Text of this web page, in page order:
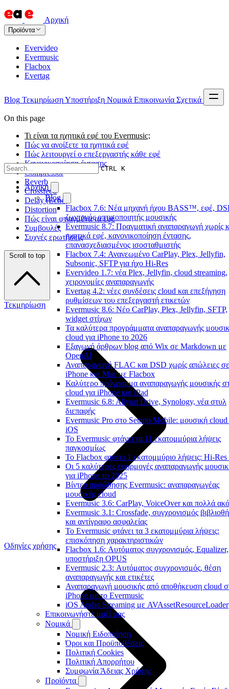
Αρχική
Προϊόντα
Evervideo
Evermusic
Flacbox
Evertag
Blog ΤεκμηρίωσηΥποστήριξη Νομικά Επικοινωνία Σχετικά
CTRL K
Αρχική
Blog
Flacbox 7.6: Νέα μηχανή ήχου BASS™, εφέ,
ζωντανός οπτικοποιητής μουσικής
Evermusic 8.7: Πραγματική αναπαραγωγή χωρίς
ηχητικά εφέ, κανονικοποίηση έντασης,
επανασχεδιασμένος ισοσταθμιστής
Flacbox 7.4: Ανανεωμένο CarPlay, Plex, Jellyfin,
Subsonic, SFTP για ήχο Hi-Res
Evervideo 1.7: νέα Plex, Jellyfin, cloud streaming,
χειρονομίες αναπαραγωγής
Evertag 4.2: νέες συνδέσεις cloud και επεξήγηση
ρυθμίσεων του επεξεργαστή ετικετών
Evermusic 8.6: Νέο CarPlay, Plex, Jellyfin, SFTP,
widget στίχων
Τα καλύτερα προγράμματα αναπαραγωγής
cloud για iPhone το 2026
Εξαγωγή άρθρων blog από Wix σε Markdown με
OpenAI
Αναπαραγωγή FLAC και DSD χωρίς απώλειες σε
iPhone και Mac με Flacbox
Καλύτερο πρόγραμμα αναπαραγωγής μουσικής
cloud για iPhone και iPad
Evermusic 6.8: Aliyun Drive, Synology, νέα στυλ
διεπαφής
Evermusic Pro στο Setapp Mobile: μουσική cloud
iOS
Το Evermusic φτάνει τα 11 εκατομμύρια λήψεις
παγκοσμίως
Το Flacbox φτάνει 1 εκατομμύριο λήψεις: Hi-Res
Οι 5 καλύτερες εφαρμογές αναπαραγωγής
για iPhone το 2025
Βίντεο προώθησης Evermusic: αναπαραγωγέας
μουσικής cloud
Evermusic 3.6: CarPlay, VoiceOver και πολλά
Evermusic 3.1: Crossfade, συγχρονισμός
και αντίγραφο ασφαλείας
Το Evermusic φτάνει τα 3 εκατομμύρια λήψεις:
επισκόπηση χαρακτηριστικών
Flacbox 1.6: Αυτόματος συγχρονισμός, Equalizer,
υποστήριξη OPUS
Evermusic 2.3: Αυτόματος συγχρονισμός, θέση
αναπαραγωγής και ετικέτες
Αναπαραγωγή μουσικής από αποθήκευση cloud
iPhone με το Evermusic
iOS Audio Streaming με AVAssetResourceLoader
Επικοινωνήστε μαζί μας
Νομικά
Νομική Ειδοποίηση
Όροι και Προϋποθέσεις
Πολιτική Cookies
Πολιτική Απορρήτου
Συμφωνία Άδειας Χρήσης
Προϊόντα
On this page
Τι είναι τα ηχητικά εφέ του Evermusic;
Πώς να ανοίξετε τα ηχητικά εφέ
Πώς λειτουργεί ο επεξεργαστής κάθε εφέ
Κανονικοποίηση έντασης
Compressor
Reverb
Crossfeed
Delay (Echo)
Distortion
Πώς είναι φτιαγμένα τα εφέ
Συμβουλές
Συχνές ερωτήσεις
Scroll to top
Τεκμηρίωση
Οδηγίες χρήσης